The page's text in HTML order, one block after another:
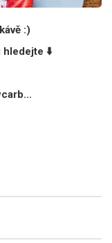
:)
hledejte ⬇️